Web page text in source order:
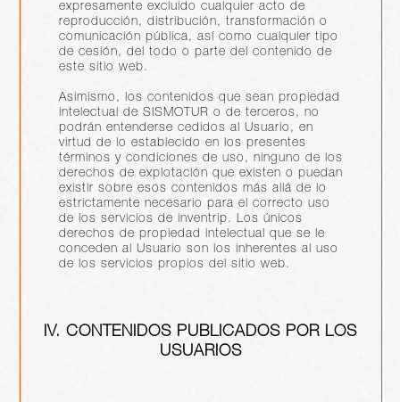
expresamente excluido cualquier acto de
reproducción, distribución, transformación o
comunicación pública, así como cualquier tipo
de cesión, del todo o parte del contenido de
este sitio web.
Asimismo, los contenidos que sean propiedad
intelectual de SISMOTUR o de terceros, no
podrán entenderse cedidos al Usuario, en
virtud de lo establecido en los presentes
términos y condiciones de uso, ninguno de los
derechos de explotación que existen o puedan
existir sobre esos contenidos más allá de lo
estrictamente necesario para el correcto uso
de los servicios de inventrip. Los únicos
derechos de propiedad intelectual que se le
conceden al Usuario son los inherentes al uso
de los servicios propios del sitio web.
IV. CONTENIDOS PUBLICADOS POR LOS
USUARIOS